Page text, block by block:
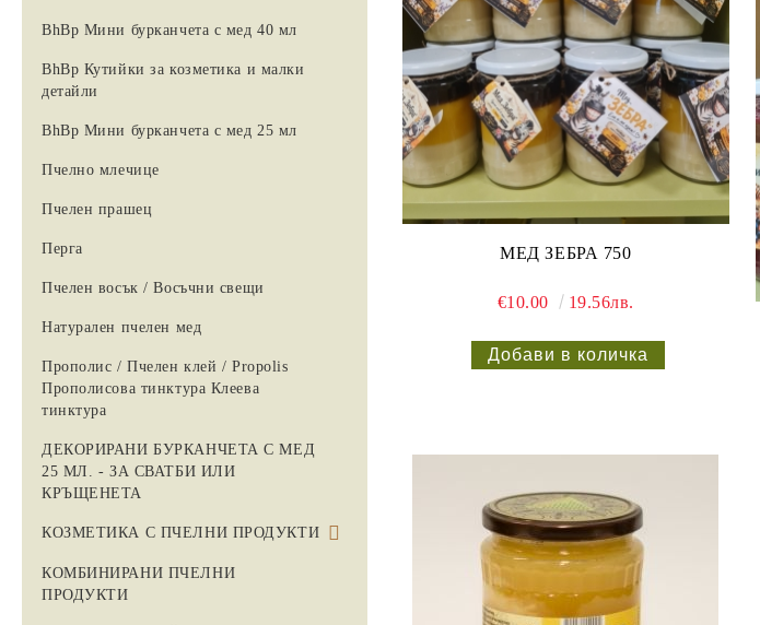
БУРКАНЧЕТА 40 МЛ
БУРКАНЧЕТА 106 МЛ.
ПРАЗНИ СТЪКЛЕНИ
БУРКАНЧЕТА 314 МЛ
BhBp Мини бурканчета с мед 40 мл
BhBp Кутийки за козметика и малки
детайли
BhBp Мини бурканчета с мед 25 мл
Пчелно млечице
Пчелен прашец
Перга
Пчелен восък / Восъчни свещи
Натурален пчелен мед
Прополис / Пчелен клей / Propolis
Прополисова тинктура Клеева
тинктура
ДЕКОРИРАНИ БУРКАНЧЕТА С МЕД
25 МЛ. - ЗА СВАТБИ ИЛИ
КРЪЩЕНЕТА
КОЗМЕТИКА С ПЧЕЛНИ ПРОДУКТИ
Грижа за косата
КОМБИНИРАНИ ПЧЕЛНИ
ПРОДУКТИ
МЕД ЗЕБРА 750
€10.00
19.56лв.